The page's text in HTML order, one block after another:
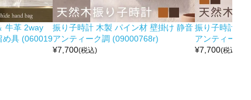
牛革 2way
め具 (060019
振り子時計 木製 パイン材 壁掛け 静音
アンティーク調 (09000768r)
¥7,700(税込)
振り子時計 木
アンティーク
¥7,700(税込)